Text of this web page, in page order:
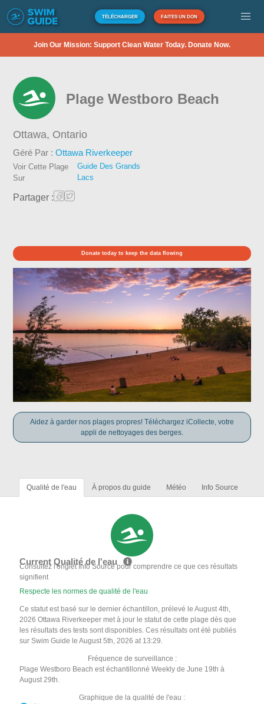
TÉLÉCHARGER FAITES UN DON
Join Our Mission: Support Clean Water Today. Donate Now.
Plage Westboro Beach
Ottawa, Ontario
Géré Par :Ottawa Riverkeeper
Voir Cette Plage
Sur
Guide Des Grands
Lacs
Partager :
Donate today to keep the data flowing
Aidez à garder nos plages propres! Téléchargez iCollecte, votre
appli de nettoyages des berges.
Qualité de l'eau À propos du guide Météo Info Source
Current Qualité de l'eau
Consultez l'onglet Info Source pour comprendre ce que ces résultats
signifient
Respecte les normes de qualité de l'eau
Ce statut est basé sur le dernier échantillon, prélevé le August 4th,
2026 Ottawa Riverkeeper met à jour le statut de cette plage dès que
les résultats des tests sont disponibles. Ces résultats ont été publiés
sur Swim Guide le August 5th, 2026 at 13:29.
Fréquence de surveillance :
Plage Westboro Beach est échantillonné Weekly de June 19th à
August 29th.
Graphique de la qualité de l'eau :